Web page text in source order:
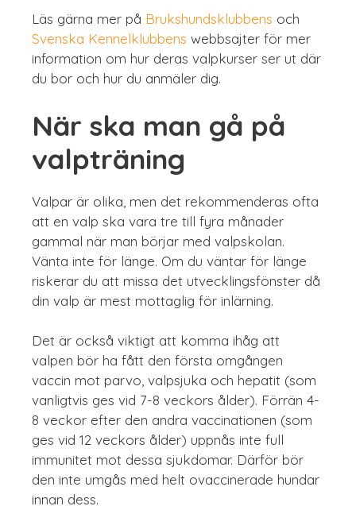
Läs gärna mer på Brukshundsklubbens och
Svenska Kennelklubbens webbsajter för mer
information om hur deras valpkurser ser ut där
du bor och hur du anmäler dig.
När ska man gå på
valpträning
Valpar är olika, men det rekommenderas ofta
att en valp ska vara tre till fyra månader
gammal när man börjar med valpskolan.
Vänta inte för länge. Om du väntar för länge
riskerar du att missa det utvecklingsfönster då
din valp är mest mottaglig för inlärning.
Det är också viktigt att komma ihåg att
valpen bör ha fått den första omgången
vaccin mot parvo, valpsjuka och hepatit (som
vanligtvis ges vid 7-8 veckors ålder). Förrän 4-
8 veckor efter den andra vaccinationen (som
ges vid 12 veckors ålder) uppnås inte full
immunitet mot dessa sjukdomar. Därför bör
den inte umgås med helt ovaccinerade hundar
innan dess.